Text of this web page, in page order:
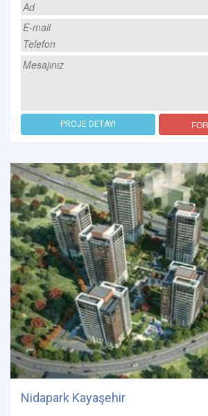
PROJE DETAYI
Nidapark Kayaşehir